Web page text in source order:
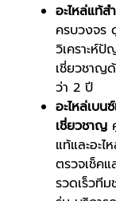
อะไหล่แท้ส
ครบวงจร
วิเคราะห์
เชี่ยวชาญ
ว่า 2 ปี
อะไหล่เบ
เชี่ยวชาญ
แท้และอะ
ตรวจเช็ค
รวดเร็วที